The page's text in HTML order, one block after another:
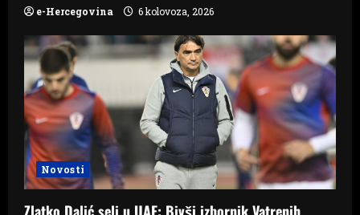
e-Hercegovina 6 kolovoza, 2026
Novosti